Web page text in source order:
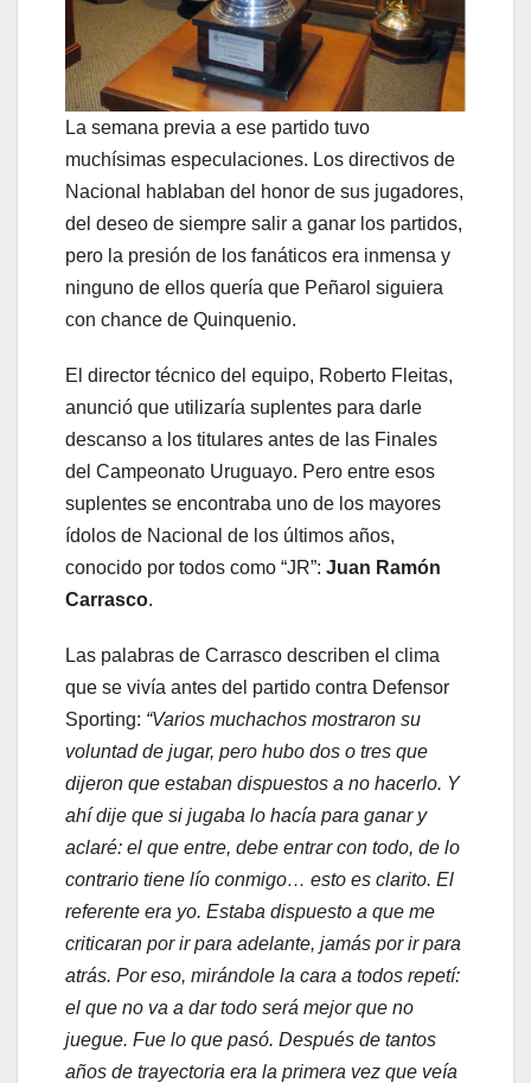
La semana previa a ese partido tuvo
muchísimas especulaciones. Los directivos de
Nacional hablaban del honor de sus jugadores,
del deseo de siempre salir a ganar los partidos,
pero la presión de los fanáticos era inmensa y
ninguno de ellos quería que Peñarol siguiera
con chance de Quinquenio.
El director técnico del equipo, Roberto Fleitas,
anunció que utilizaría suplentes para darle
descanso a los titulares antes de las Finales
del Campeonato Uruguayo. Pero entre esos
suplentes se encontraba uno de los mayores
ídolos de Nacional de los últimos años,
conocido por todos como “JR”: Juan Ramón
Carrasco.
Las palabras de Carrasco describen el clima
que se vivía antes del partido contra Defensor
Sporting: “Varios muchachos mostraron su
voluntad de jugar, pero hubo dos o tres que
dijeron que estaban dispuestos a no hacerlo. Y
ahí dije que si jugaba lo hacía para ganar y
aclaré: el que entre, debe entrar con todo, de lo
contrario tiene lío conmigo… esto es clarito. El
referente era yo. Estaba dispuesto a que me
criticaran por ir para adelante, jamás por ir para
atrás. Por eso, mirándole la cara a todos repetí:
el que no va a dar todo será mejor que no
juegue. Fue lo que pasó. Después de tantos
años de trayectoria era la primera vez que veía